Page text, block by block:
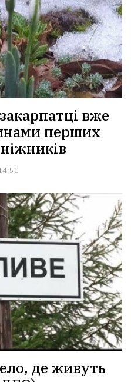
вже
перших
де живуть